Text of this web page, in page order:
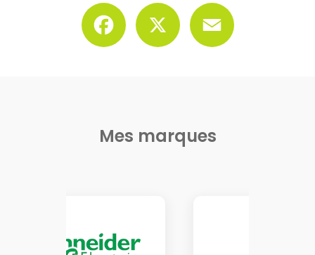
Facebook
Mes marques